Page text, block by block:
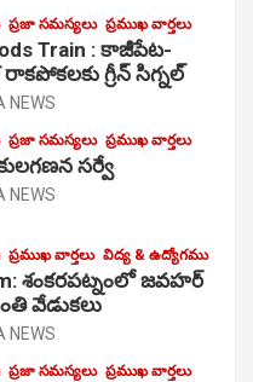
ప్రజా సమస్యలు ప్రముఖ వార్తలు
Train : కాజీపేట-
రాకపోకలకు గ్రీన్ సిగ్నల్
NEWS
ప్రజా సమస్యలు ప్రముఖ వార్తలు
సర్వే
NEWS
ప్రముఖ వార్తలు విద్య & ఉద్యోగము
శంకరపట్నంలో జవహర్
వేడుకలు
NEWS
ప్రజా సమస్యలు ప్రముఖ వార్తలు